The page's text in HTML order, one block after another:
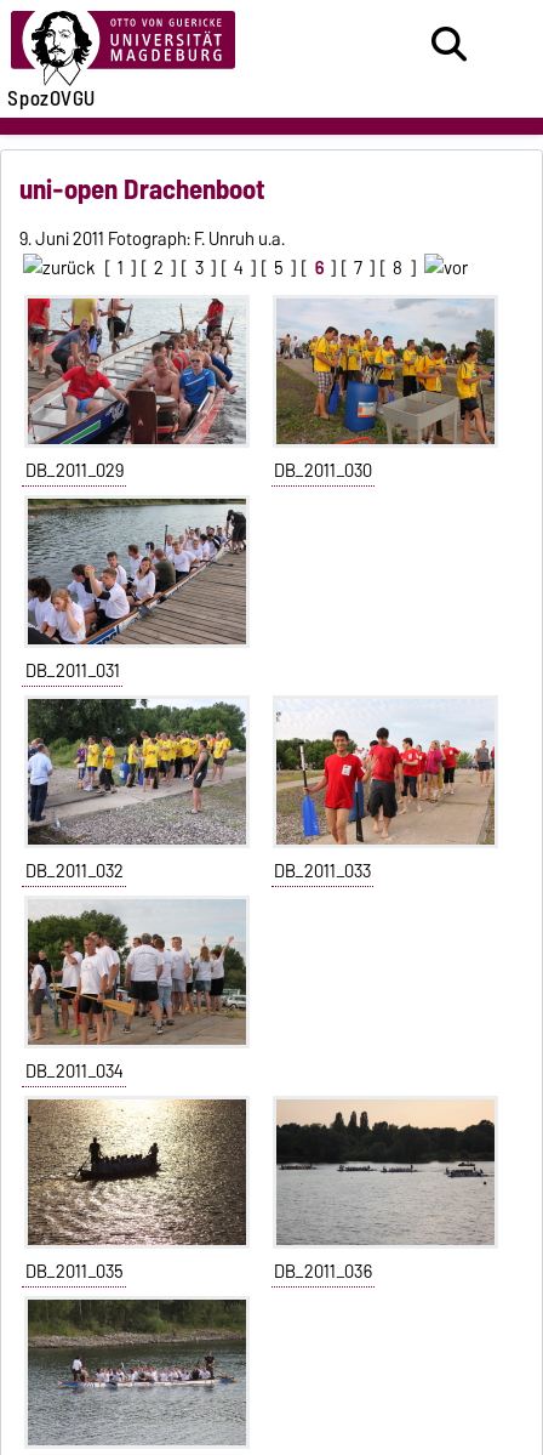
SpozOVGU
uni-open Drachenboot
9. Juni 2011 Fotograph: F. Unruh u.a.
[ 1 ] [ 2 ] [ 3 ] [ 4 ] [ 5 ] [ 6 ] [ 7 ] [ 8 ]
DB_2011_029 DB_2011_030
DB_2011_031
DB_2011_032 DB_2011_033
DB_2011_034
DB_2011_035 DB_2011_036